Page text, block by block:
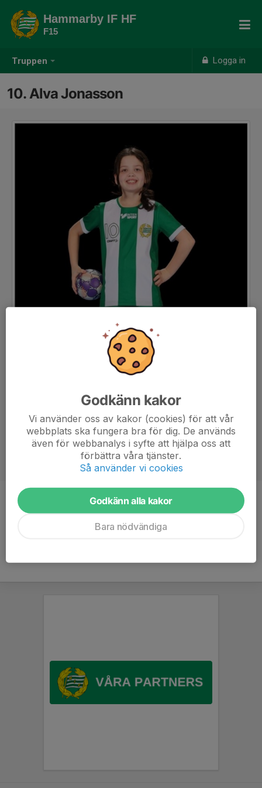
Truppen Logga in
Hammarby IF HF
F15
10. Alva Jonasson
Ålder 10 år
Godkänn kakor
Vi använder oss av kakor (cookies) för att vår
webbplats ska fungera bra för dig. De används
även för webbanalys i syfte att hjälpa oss att
förbättra våra tjänster.
Så använder vi cookies
Godkänn alla kakor
Bara nödvändiga